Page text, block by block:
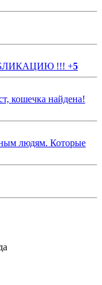
!!! +5
кошечка найдена!
людям. Которые